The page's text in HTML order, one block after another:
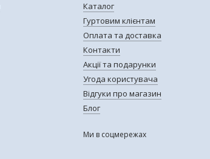
Каталог
Гуртовим клієнтам
Оплата та доставка
Контакти
Акції та подарунки
Угода користувача
Відгуки про магазин
Блог
Ми в соцмережах